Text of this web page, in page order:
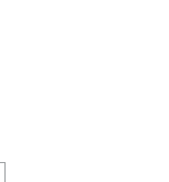
防士が消火活